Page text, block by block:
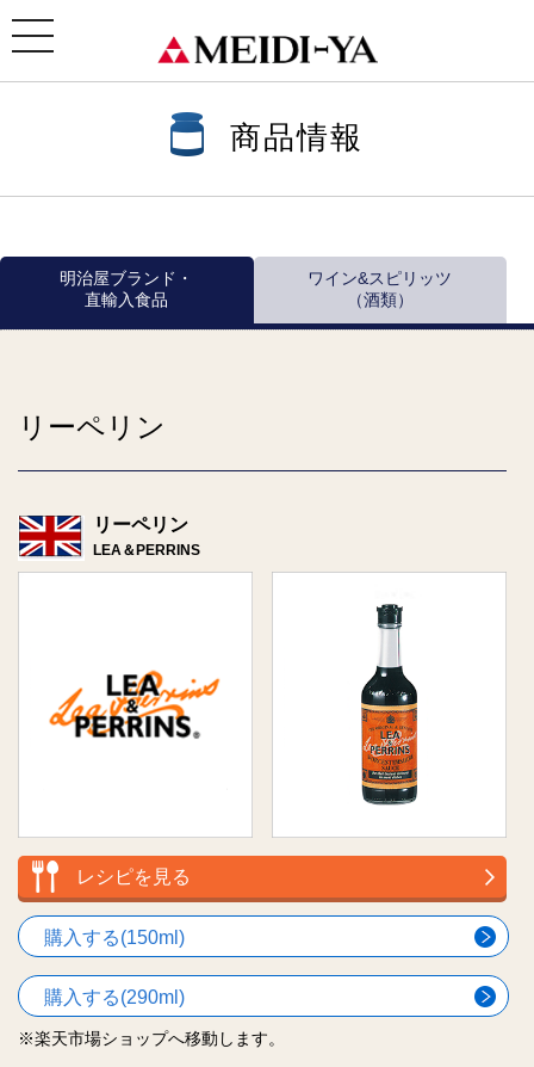
toggle
navigation
商品情報
明治屋ブランド・
直輸入食品
ワイン&スピリッツ
（酒類）
リーペリン
リーペリン
LEA＆PERRINS
レシピを見る
購入する(150ml)
購入する(290ml)
※楽天市場ショップへ移動します。